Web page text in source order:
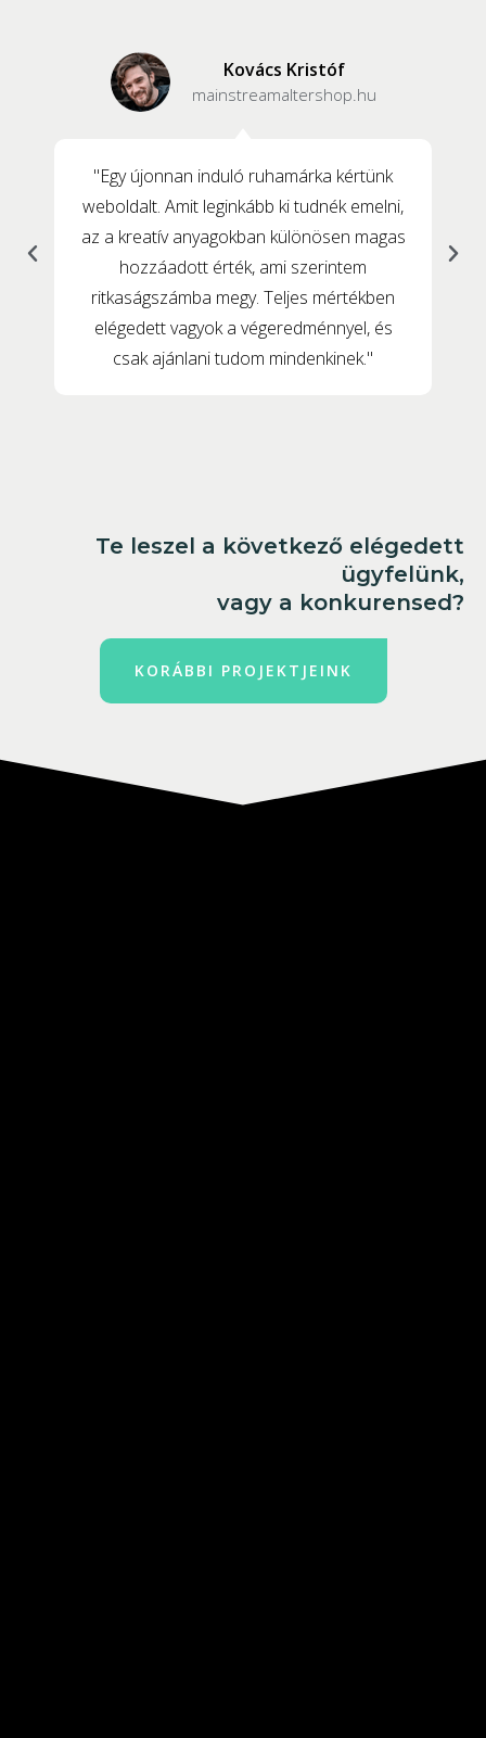
"Egy újonnan induló ruhamárka kértünk
weboldalt. Amit leginkább ki tudnék emelni,
az a kreatív anyagokban különösen magas
hozzáadott érték, ami szerintem
ritkaságszámba megy. Teljes mértékben
elégedett vagyok a végeredménnyel, és
csak ajánlani tudom mindenkinek."
Kovács Kristóf
mainstreamaltershop.hu
Te leszel a következő elégedett
ügyfelünk,
vagy a konkurensed?
KORÁBBI PROJEKTJEINK